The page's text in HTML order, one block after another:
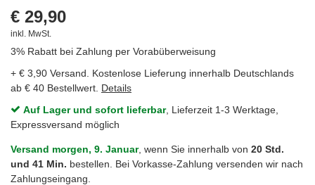
€ 29,90
inkl. MwSt.
3% Rabatt bei Zahlung per Vorabüberweisung
+ € 3,90 Versand. Kostenlose Lieferung innerhalb Deutschlands
ab € 40 Bestellwert. Details
Auf Lager und sofort lieferbar, Lieferzeit 1-3 Werktage,
Expressversand möglich
Versand morgen, 9. Januar, wenn Sie innerhalb von 20 Std.
und 41 Min. bestellen. Bei Vorkasse-Zahlung versenden wir nach
Zahlungseingang.